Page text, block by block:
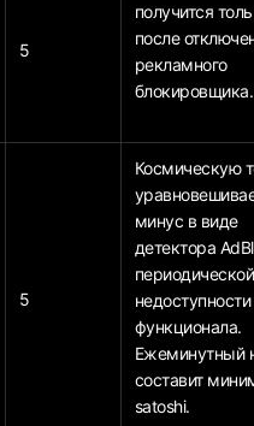
5
получится
после
рекламного
блокировщика.
5
Космическую
минус в виде
детектора
периодической
недоступности
функционала.
Ежеминутный
составит
satoshi.